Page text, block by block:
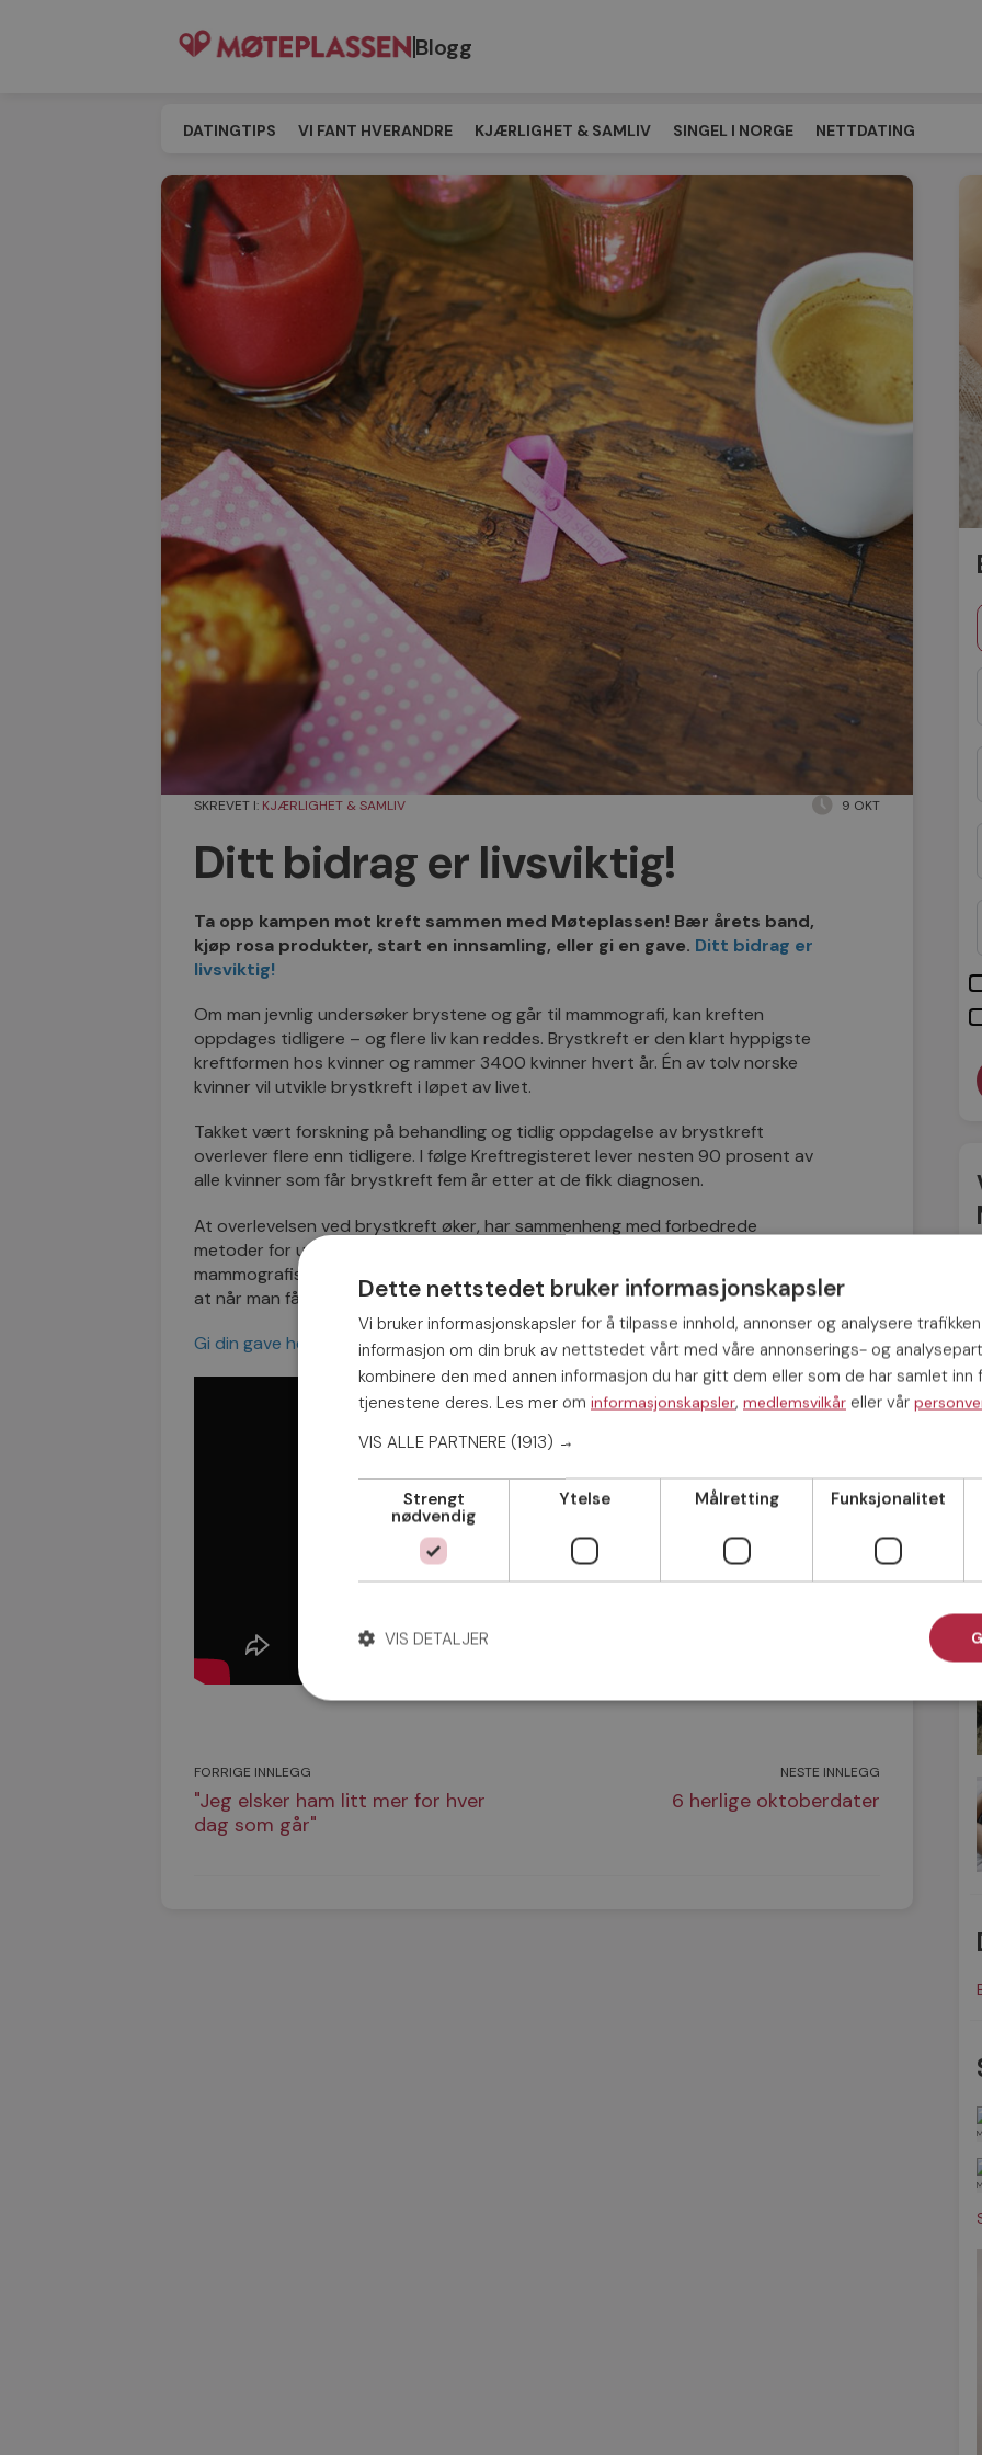
Blogg
DATINGTIPS VI FANT HVERANDRE KJÆRLIGHET & SAMLIV SINGEL I NORGE NETTDATING
SINGELEVENT MATCHING TIL MØTEPLASSEN
SKREVET I: KJÆRLIGHET & SAMLIV 9 OKT
Ditt bidrag er livsviktig!
Ta opp kampen mot kreft sammen med Møteplassen! Bær årets band,
kjøp rosa produkter, start en innsamling, eller gi en gave. Ditt bidrag er
livsviktig!
Om man jevnlig undersøker brystene og går til mammografi, kan kreften
oppdages tidligere – og flere liv kan reddes. Brystkreft er den klart hyppigste
kreftformen hos kvinner og rammer 3400 kvinner hvert år. Én av tolv norske
kvinner vil utvikle brystkreft i løpet av livet.
Takket vært forskning på behandling og tidlig oppdagelse av brystkreft
overlever flere enn tidligere. I følge Kreftregisteret lever nesten 90 prosent av
alle kvinner som får brystkreft fem år etter at de fikk diagnosen.
At overlevelsen ved brystkreft øker, har sammenheng med forbedrede
metoder for utredning og behandling, i tillegg til tidligere diagnose grunnet
mammografiscreening. Det er også jobbet mye med bevissthet hos kvinner, slik
at når man får en forandring i brystet, går man til legen tidligere.
Gi din gave her>>>
FORRIGE INNLEGG
"Jeg elsker ham litt mer for hver
dag som går"
NESTE INNLEGG
6 herlige oktoberdater
Dette nettstedet bruker informasjonskapsler
Vi bruker informasjonskapsler for å tilpasse innhold, annonser og analysere
informasjon om din bruk av nettstedet vårt med våre annonserings- og
kombinere den med annen informasjon du har gitt dem eller som de har samlet inn
tjenestene deres. Les mer om informasjonskapsler, medlemsvilkår eller vår
VIS ALLE PARTNERE (1913) →
Strengt
nødvendig
Ytelse Målretting Funksjonalitet
VIS DETALJER